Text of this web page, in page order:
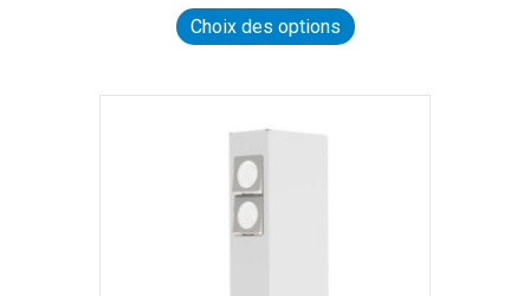
Choix des options
produit
variations.